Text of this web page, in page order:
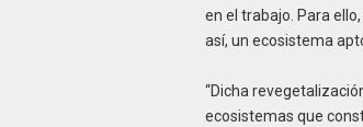
en el trabajo. Para
así, un ecosistema
“Dicha
ecosistemas que